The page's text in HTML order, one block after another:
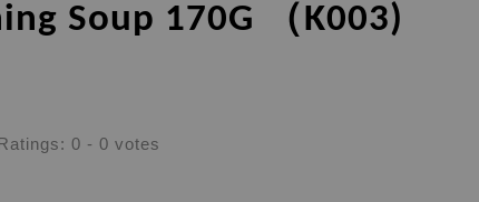
Soup 170G （K003)
0 -0 votes